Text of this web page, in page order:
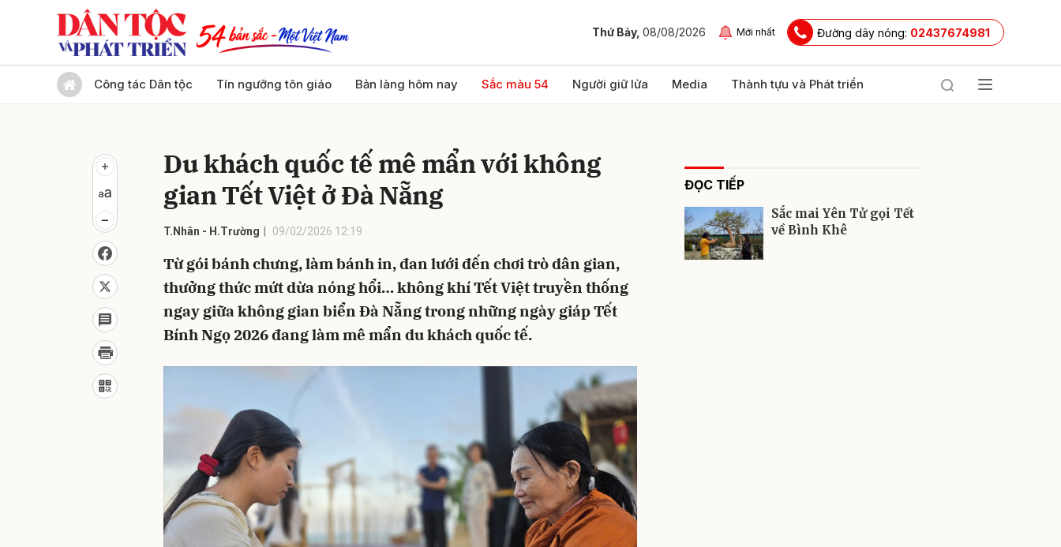
Thứ Bảy, 08/08/2026 Mới nhất Đường dây nóng: 02437674981
Công tác Dân tộc Tín ngưỡng tôn giáo Bản làng hôm nay Sắc màu 54 Người giữ lửa Media Thành tựu và Phát triển
Du khách quốc tế mê mẩn với không
gian Tết Việt ở Đà Nẵng
T.Nhân - H.Trường 09/02/2026 12:19
Từ gói bánh chưng, làm bánh in, đan lưới đến chơi trò dân gian,
thưởng thức mứt dừa nóng hổi… không khí Tết Việt truyền thống
ngay giữa không gian biển Đà Nẵng trong những ngày giáp Tết
Bính Ngọ 2026 đang làm mê mẩn du khách quốc tế.
ĐỌC TIẾP
Sắc mai Yên Tử gọi Tết
về Bình Khê
Gửi bình luận
Gửi